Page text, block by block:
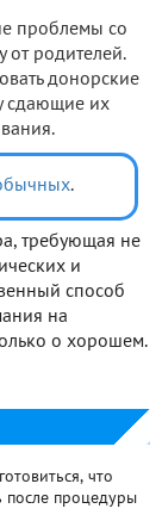
проблемы со
от родителей.
донорские
сдающие их
.
требующая не
и
способ
на
о хорошем.
что
после процедуры